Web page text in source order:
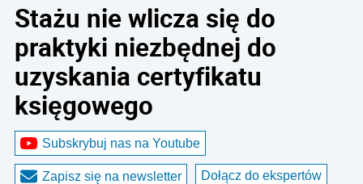
Stażu nie wlicza się do
praktyki niezbędnej do
uzyskania certyfikatu
księgowego
Subskrybuj nas na Youtube
Zapisz się na newsletter Dołącz do ekspertów